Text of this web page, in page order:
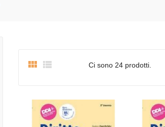
  Ci sono 24 prodotti.